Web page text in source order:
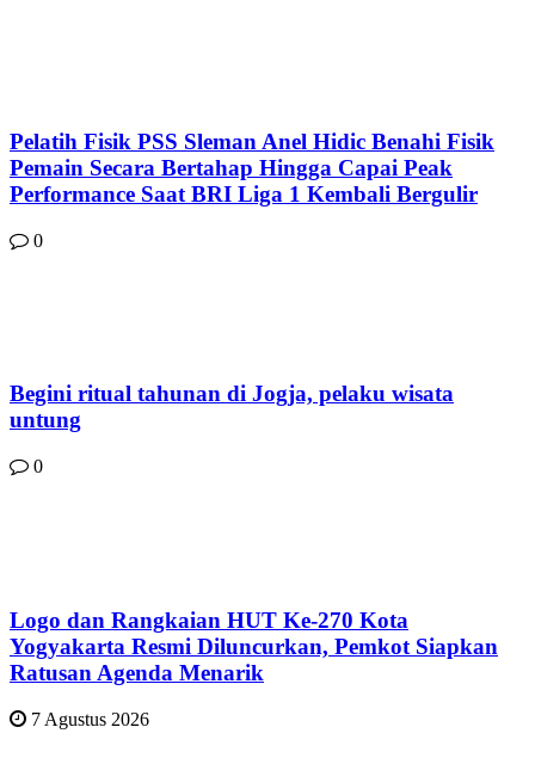
Pelatih Fisik PSS Sleman Anel Hidic Benahi Fisik
Pemain Secara Bertahap Hingga Capai Peak
Performance Saat BRI Liga 1 Kembali Bergulir
0
Begini ritual tahunan di Jogja, pelaku wisata
untung
0
Logo dan Rangkaian HUT Ke-270 Kota
Yogyakarta Resmi Diluncurkan, Pemkot Siapkan
Ratusan Agenda Menarik
7 Agustus 2026